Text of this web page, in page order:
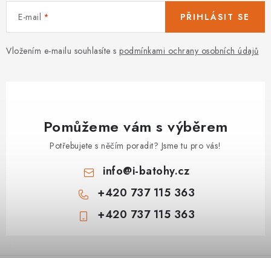
E-mail
Vložením e-mailu souhlasíte s podmínkami ochrany osobních údajů
PŘIHLÁSIT SE
Pomůžeme vám s výběrem
Potřebujete s něčím poradit? Jsme tu pro vás!
info@i-batohy.cz
+420 737 115 363
+420 737 115 363